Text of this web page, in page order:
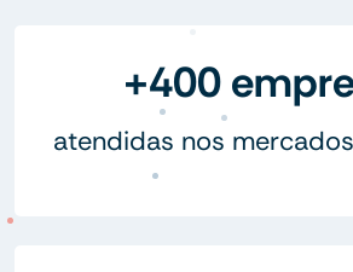
+400
atendidas nos